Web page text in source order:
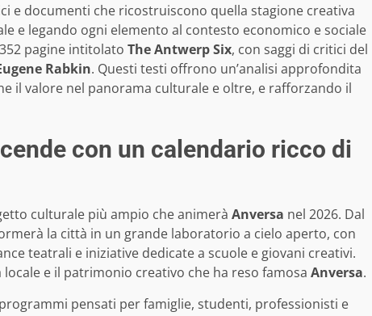
e documenti che ricostruiscono quella stagione creativa
e legando ogni elemento al contesto economico e sociale
pagine intitolato The Antwerp Six, con saggi di critici del
Rabkin. Questi testi offrono un’analisi approfondita
il valore nel panorama culturale e oltre, e rafforzando il
con un calendario ricco di
culturale più ampio che animerà Anversa nel 2026. Dal
la città in un grande laboratorio a cielo aperto, con
teatrali e iniziative dedicate a scuole e giovani creativi.
e il patrimonio creativo che ha reso famosa Anversa.
pensati per famiglie, studenti, professionisti e